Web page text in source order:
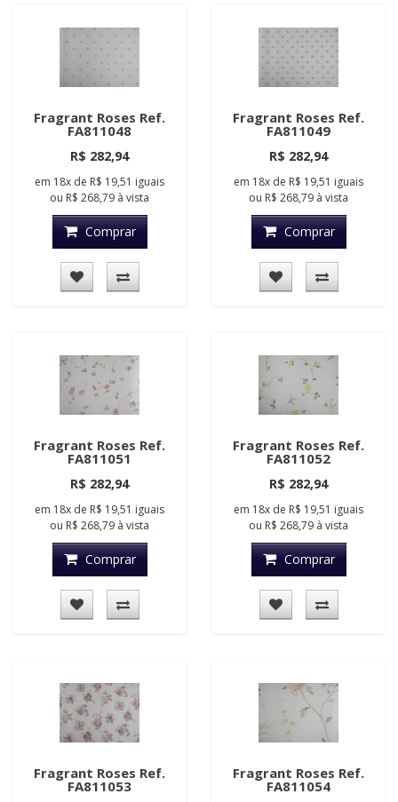
Fragrant Roses Ref.
FA811048
R$ 282,94
em 18x de R$ 19,51 iguais
ou R$ 268,79 à vista
Comprar
Fragrant Roses Ref.
FA811049
R$ 282,94
em 18x de R$ 19,51 iguais
ou R$ 268,79 à vista
Comprar
Fragrant Roses Ref.
FA811051
R$ 282,94
em 18x de R$ 19,51 iguais
ou R$ 268,79 à vista
Comprar
Fragrant Roses Ref.
FA811052
R$ 282,94
em 18x de R$ 19,51 iguais
ou R$ 268,79 à vista
Comprar
Fragrant Roses Ref.
FA811053
Fragrant Roses Ref.
FA811054